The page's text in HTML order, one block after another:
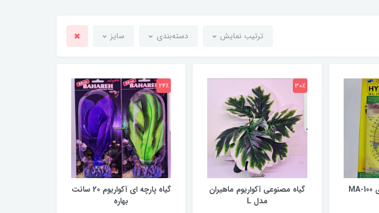
ترتیب نمایش دسته‌بندی سایز
شوری سنج عقربه ای MA-100
گیاه مصنوعی آکواریوم ماهیران
مدل L
30٪
گیاه پارچه ای آکواریوم 20 سانت
بهاره
24٪